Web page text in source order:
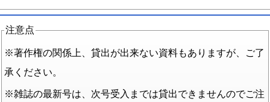
注意点
※著作権の関係上、貸出が出来ない資料もありますが、ご了
承ください。
※雑誌の最新号は、次号受入までは貸出できませんのでご注